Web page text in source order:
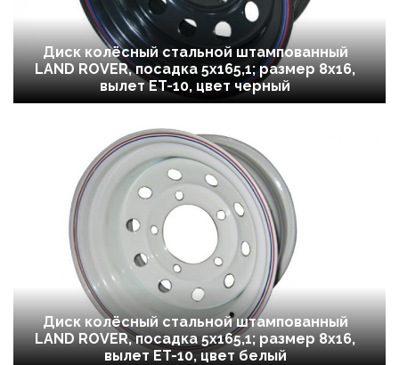
Диск колёсный стальной штампованный
LAND ROVER, посадка 5x165,1; размер 8х16,
вылет ET-10, цвет черный
Диск колёсный стальной штампованный
LAND ROVER, посадка 5x165,1; размер 8х16,
вылет ET-10, цвет белый